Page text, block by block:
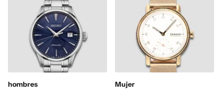
hombres Mujer